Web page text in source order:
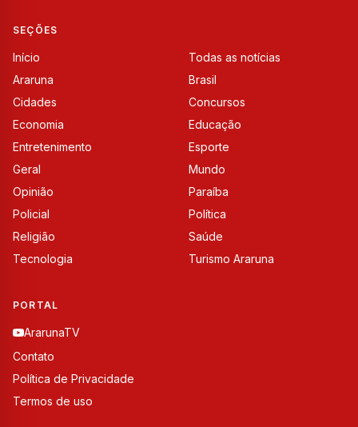
SEÇÕES
Início
Todas as notícias
Araruna
Brasil
Cidades
Concursos
Economia
Educação
Entretenimento
Esporte
Geral
Mundo
Opinião
Paraíba
Policial
Política
Religião
Saúde
Tecnologia
Turismo Araruna
PORTAL
ArarunaTV
Contato
Política de Privacidade
Termos de uso